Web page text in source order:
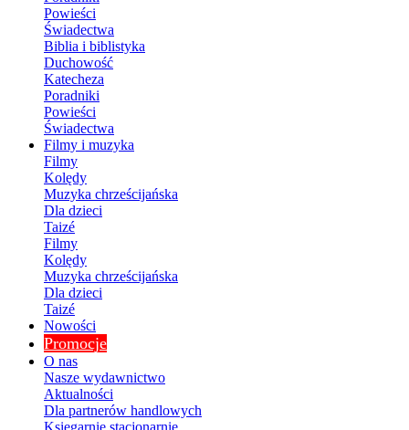
Powieści
Świadectwa
Biblia i biblistyka
Duchowość
Katecheza
Poradniki
Powieści
Świadectwa
Filmy i muzyka
Filmy
Kolędy
Muzyka chrześcijańska
Dla dzieci
Taizé
Filmy
Kolędy
Muzyka chrześcijańska
Dla dzieci
Taizé
Nowości
Promocje
O nas
Nasze wydawnictwo
Aktualności
Dla partnerów handlowych
Księgarnie stacjonarnie